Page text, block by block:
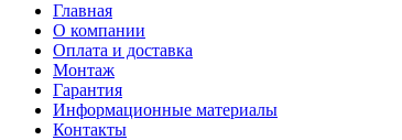
Главная
О компании
Оплата и доставка
Монтаж
Гарантия
Информационные материалы
Контакты